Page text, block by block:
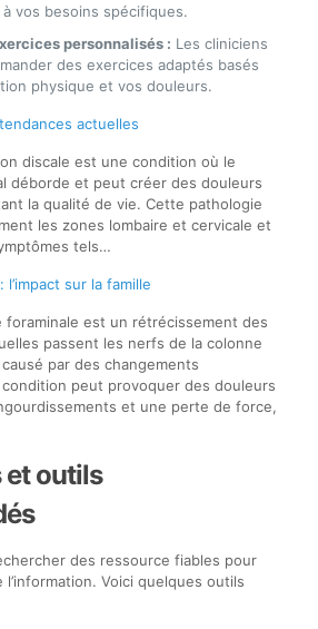
à vos besoins spécifiques.
personnalisés : Les cliniciens
des exercices adaptés basés
physique et vos douleurs.
actuelles
discale est une condition où le
déborde et peut créer des douleurs
la qualité de vie. Cette pathologie
les zones lombaire et cervicale et
tels…
sur la famille
foraminale est un rétrécissement des
passent les nerfs de la colonne
par des changements
peut provoquer des douleurs
et une perte de force,
et outils
des ressource fiables pour
Voici quelques outils